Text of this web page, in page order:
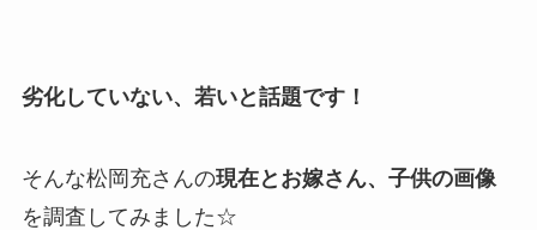
劣化していない、若いと話題です！
そんな松岡充さんの現在とお嫁さん、子供の画像
を調査してみました☆